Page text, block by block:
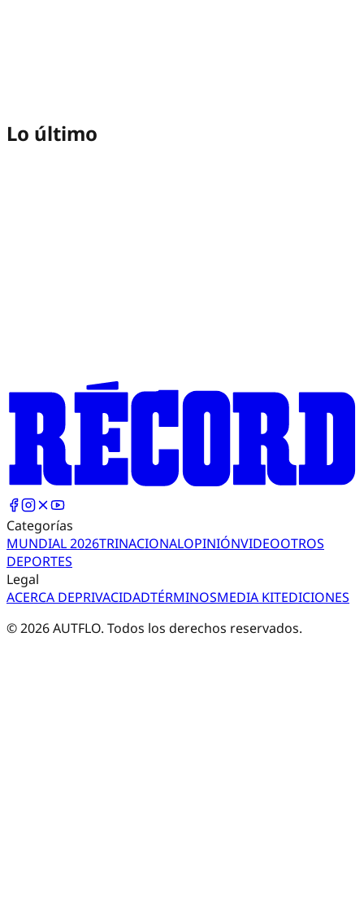
Lo último
Categorías
MUNDIAL 2026TRINACIONALOPINIÓNVIDEOOTROS
DEPORTES
Legal
ACERCA DEPRIVACIDADTÉRMINOSMEDIA KITEDICIONES
©2026AUTFLO. Todos los derechos reservados.